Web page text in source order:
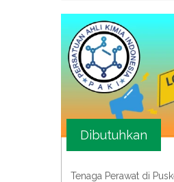
Dibutuhkan
Tenaga Perawat di